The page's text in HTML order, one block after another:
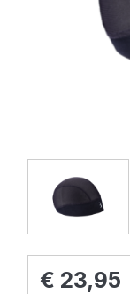
€ 23,95